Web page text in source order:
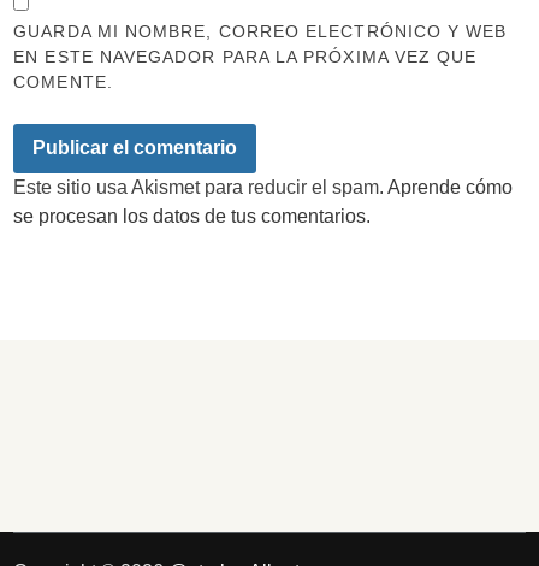
GUARDA MI NOMBRE, CORREO ELECTRÓNICO Y WEB
EN ESTE NAVEGADOR PARA LA PRÓXIMA VEZ QUE
COMENTE.
Este sitio usa Akismet para reducir el spam.Aprende cómo
se procesan los datos de tus comentarios.